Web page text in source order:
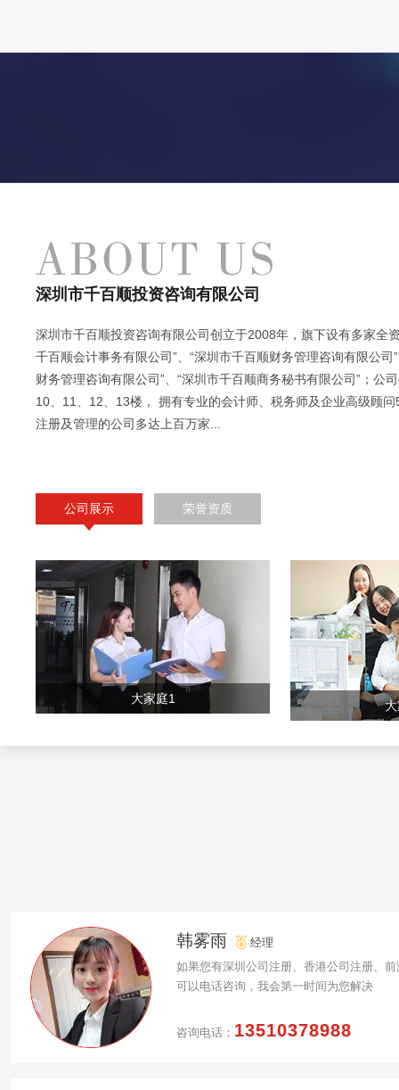
深圳市千百顺投资咨询有限公司
深圳市千百顺投资咨询有限公司创立于2008年，旗下设有多家全
千百顺会计事务有限公司”、“深圳市千百顺财务管理咨询有限公司
财务管理咨询有限公司”、“深圳市千百顺商务秘书有限公司”；公
10、11、12、13楼， 拥有专业的会计师、税务师及企业高级顾
注册及管理的公司多达上百万家...
公司展示 荣誉资质
大家庭1
韩雾雨
经理
如果您有深圳公司注册、香港公司注册、
可以电话咨询，我会第一时间为您解决
咨询电话： 13510378988